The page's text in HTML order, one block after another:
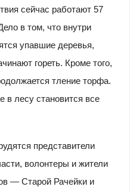
сейчас работают 57
в том, что внутри
упавшие деревья,
гореть. Кроме того,
тление торфа.
лесу становится все
представители
волонтеры и жители
— Старой Рачейки и